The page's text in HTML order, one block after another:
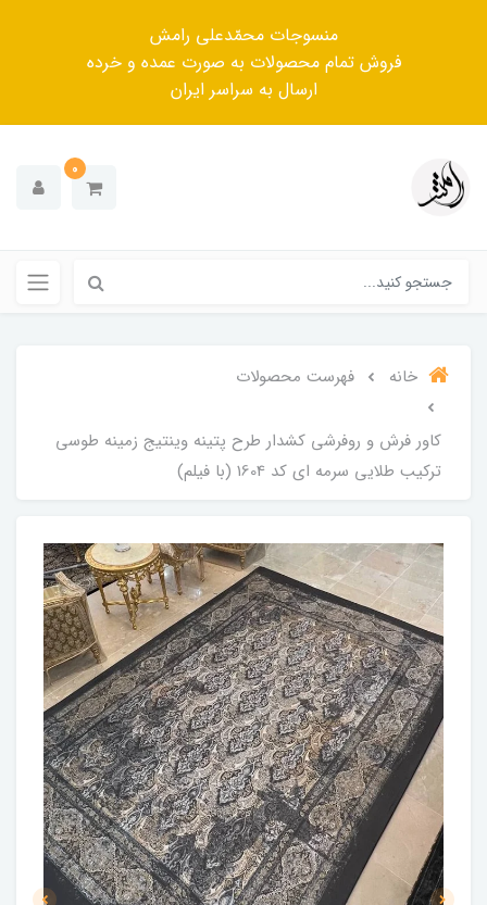
منسوجات محمّدعلی رامش
فروش تمام محصولات به صورت عمده و خرده
ارسال به سراسر ایران
0
خانه فهرست محصولات
کاور فرش و روفرشی کشدار طرح پتینه وینتیج زمینه طوسی
ترکیب طلایی سرمه ای کد 1604 (با فیلم)